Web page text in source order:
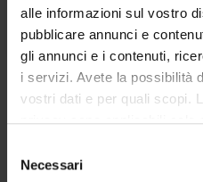
alle informazioni sul vostro
pubblicare annunci e
gli annunci e i contenuti,
i servizi. Avete la possibilità
vostri dati e per quali scopi.
privacy sono applicabili solo
modificare o revocare il
Necessari
Lessons timetable
Learning objectives
frequent pathologies in the